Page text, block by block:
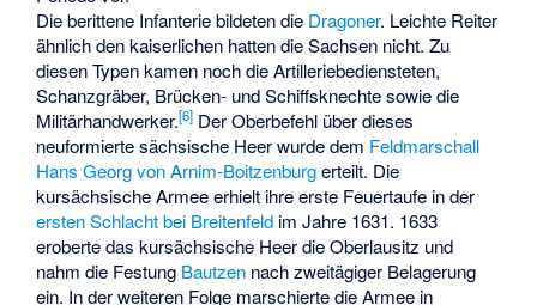
Die berittene Infanterie bildeten die Dragoner. Leichte Reiter
ähnlich den kaiserlichen hatten die Sachsen nicht. Zu
diesen Typen kamen noch die Artilleriebediensteten,
Schanzgräber, Brücken- und Schiffsknechte sowie die
Militärhandwerker.[6] Der Oberbefehl über dieses
neuformierte sächsische Heer wurde dem Feldmarschall
Hans Georg von Arnim-Boitzenburgerteilt. Die
kursächsische Armee erhielt ihre erste Feuertaufe in der
ersten Schlacht bei Breitenfeld im Jahre 1631. 1633
eroberte das kursächsische Heer die Oberlausitz und
nahm die Festung Bautzen nach zweitägiger Belagerung
ein. In der weiteren Folge marschierte die Armee in